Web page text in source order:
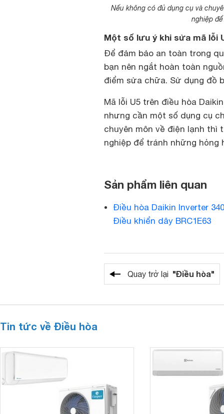
Nếu không có đủ dụng cụ và
nghiệp
Một số lưu ý khi sửa mã lỗi
Để đảm bảo an toàn trong
bạn nên ngắt hoàn toàn
điểm sửa chữa. Sử dụng đồ
Mã lỗi U5 trên điều hòa
nhưng cần một số dụng cụ
chuyên môn về điện lạnh thì
nghiệp để tránh những hỏng
Sản phẩm liên quan
Điều hòa Daikin Inverter
Điều khiển dây BRC1E63
Quay trở lại "Điều hòa"
Tin tức về Điều hòa